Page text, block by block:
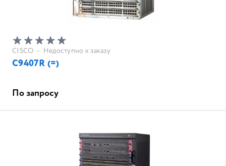
CISCO • Недоступно к заказу
C9407R (=)
По запросу